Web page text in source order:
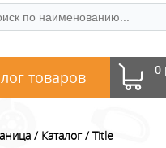
0
товаров
Каталог Title